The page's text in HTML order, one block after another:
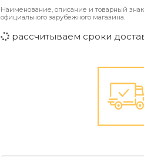
Наименование, описание и товарный
официального зарубежного магазина.
рассчитываем сроки